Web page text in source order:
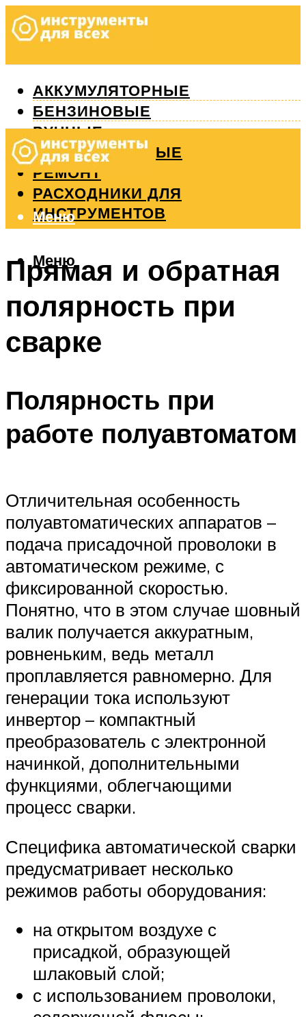
АККУМУЛЯТОРНЫЕ
БЕНЗИНОВЫЕ
РУЧНЫЕ
ИЗМЕРИТЕЛЬНЫЕ
РЕМОНТ
РАСХОДНИКИ ДЛЯ
ИНСТРУМЕНТОВ
Меню
Меню
Прямая и обратная
полярность при
сварке
Полярность при
работе полуавтоматом
Отличительная особенность
полуавтоматических аппаратов –
подача присадочной проволоки в
автоматическом режиме, с
фиксированной скоростью.
Понятно, что в этом случае шовный
валик получается аккуратным,
ровненьким, ведь металл
проплавляется равномерно. Для
генерации тока используют
инвертор – компактный
преобразователь с электронной
начинкой, дополнительными
функциями, облегчающими
процесс сварки.
Специфика автоматической сварки
предусматривает несколько
режимов работы оборудования:
на открытом воздухе с
присадкой, образующей
шлаковый слой;
с использованием проволоки,